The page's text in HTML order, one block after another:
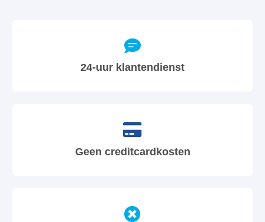
24-uur klantendienst
Geen creditcardkosten